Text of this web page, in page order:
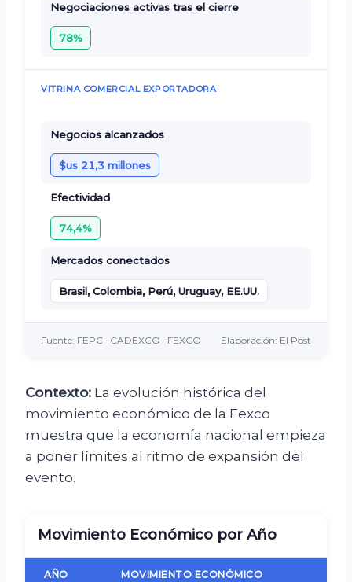
Negociaciones activas tras el cierre
78%
VITRINA COMERCIAL EXPORTADORA
Negocios alcanzados
$us 21,3 millones
Efectividad
74,4%
Mercados conectados
Brasil, Colombia, Perú, Uruguay, EE.UU.
Fuente: FEPC · CADEXCO · FEXCO Elaboración: El Post
Contexto: La evolución histórica del
movimiento económico de la Fexco
muestra que la economía nacional empieza
a poner límites al ritmo de expansión del
evento.
Movimiento Económico por Año
AÑO MOVIMIENTO ECONÓMICO